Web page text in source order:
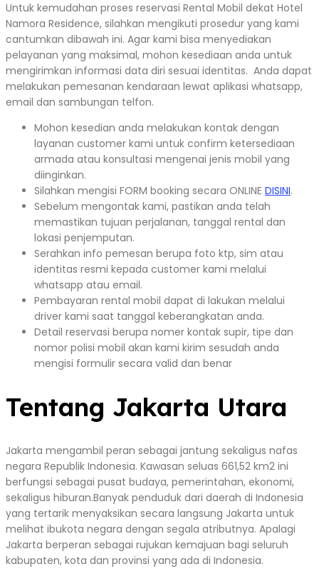
Untuk kemudahan proses reservasi Rental Mobil dekat Hotel
Namora Residence, silahkan mengikuti prosedur yang kami
cantumkan dibawah ini. Agar kami bisa menyediakan
pelayanan yang maksimal, mohon kesediaan anda untuk
mengirimkan informasi data diri sesuai identitas. Anda dapat
melakukan pemesanan kendaraan lewat aplikasi whatsapp,
email dan sambungan telfon.
Mohon kesedian anda melakukan kontak dengan
layanan customer kami untuk confirm ketersediaan
armada atau konsultasi mengenai jenis mobil yang
diinginkan.
Silahkan mengisi FORM booking secara ONLINE DISINI.
Sebelum mengontak kami, pastikan anda telah
memastikan tujuan perjalanan, tanggal rental dan
lokasi penjemputan.
Serahkan info pemesan berupa foto ktp, sim atau
identitas resmi kepada customer kami melalui
whatsapp atau email.
Pembayaran rental mobil dapat di lakukan melalui
driver kami saat tanggal keberangkatan anda.
Detail reservasi berupa nomer kontak supir, tipe dan
nomor polisi mobil akan kami kirim sesudah anda
mengisi formulir secara valid dan benar
Tentang Jakarta Utara
Jakarta mengambil peran sebagai jantung sekaligus nafas
negara Republik Indonesia. Kawasan seluas 661,52 km2 ini
berfungsi sebagai pusat budaya, pemerintahan, ekonomi,
sekaligus hiburan.Banyak penduduk dari daerah di Indonesia
yang tertarik menyaksikan secara langsung Jakarta untuk
melihat ibukota negara dengan segala atributnya. Apalagi
Jakarta berperan sebagai rujukan kemajuan bagi seluruh
kabupaten, kota dan provinsi yang ada di Indonesia.